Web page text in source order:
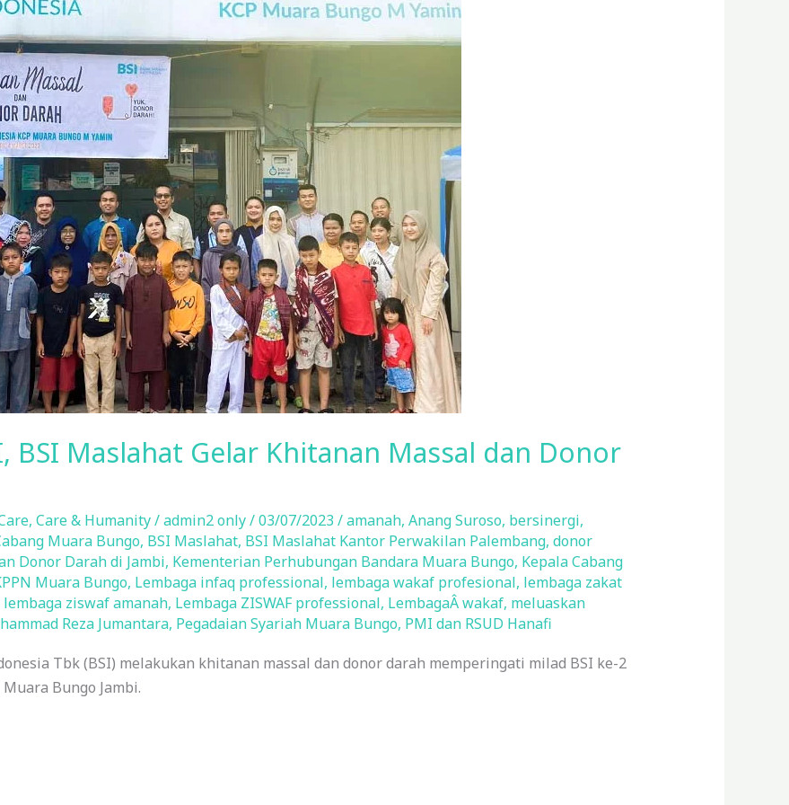
BSI Maslahat Gelar Khitanan Massal dan Donor
, Care & Humanity/admin2 only/03/07/2023 /amanah, Anang Suroso, bersinergi,
Muara Bungo, BSI Maslahat, BSI Maslahat Kantor Perwakilan Palembang, donor
Donor Darah di Jambi, Kementerian Perhubungan Bandara Muara Bungo, Kepala Cabang
Muara Bungo, Lembaga infaq professional, lembaga wakaf profesional, lembaga zakat
lembaga ziswaf amanah, Lembaga ZISWAF professional, LembagaÂ wakaf, meluaskan
Reza Jumantara, Pegadaian Syariah Muara Bungo, PMI dan RSUD Hanafi
Tbk (BSI) melakukan khitanan massal dan donor darah memperingati milad BSI ke-2
Bungo Jambi.